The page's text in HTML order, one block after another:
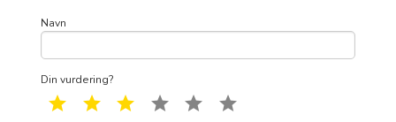
Navn
Din vurdering?
1 star 2 star 3 star 4 star 5 star